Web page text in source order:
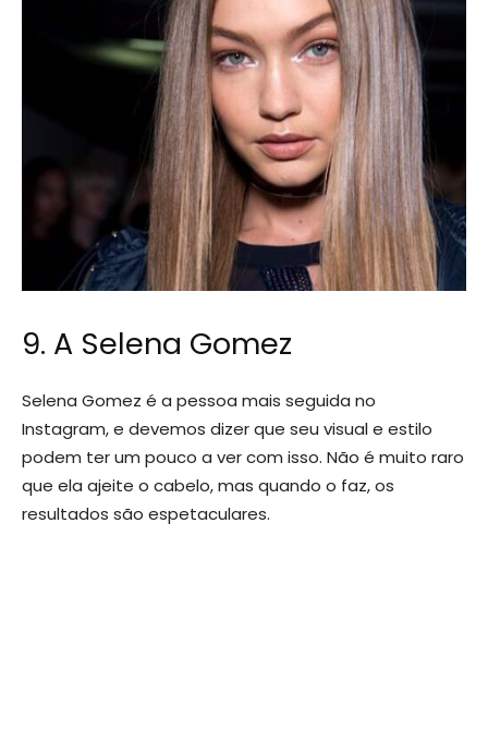
9. A Selena Gomez
Selena Gomez é a pessoa mais seguida no
Instagram, e devemos dizer que seu visual e estilo
podem ter um pouco a ver com isso. Não é muito raro
que ela ajeite o cabelo, mas quando o faz, os
resultados são espetaculares.